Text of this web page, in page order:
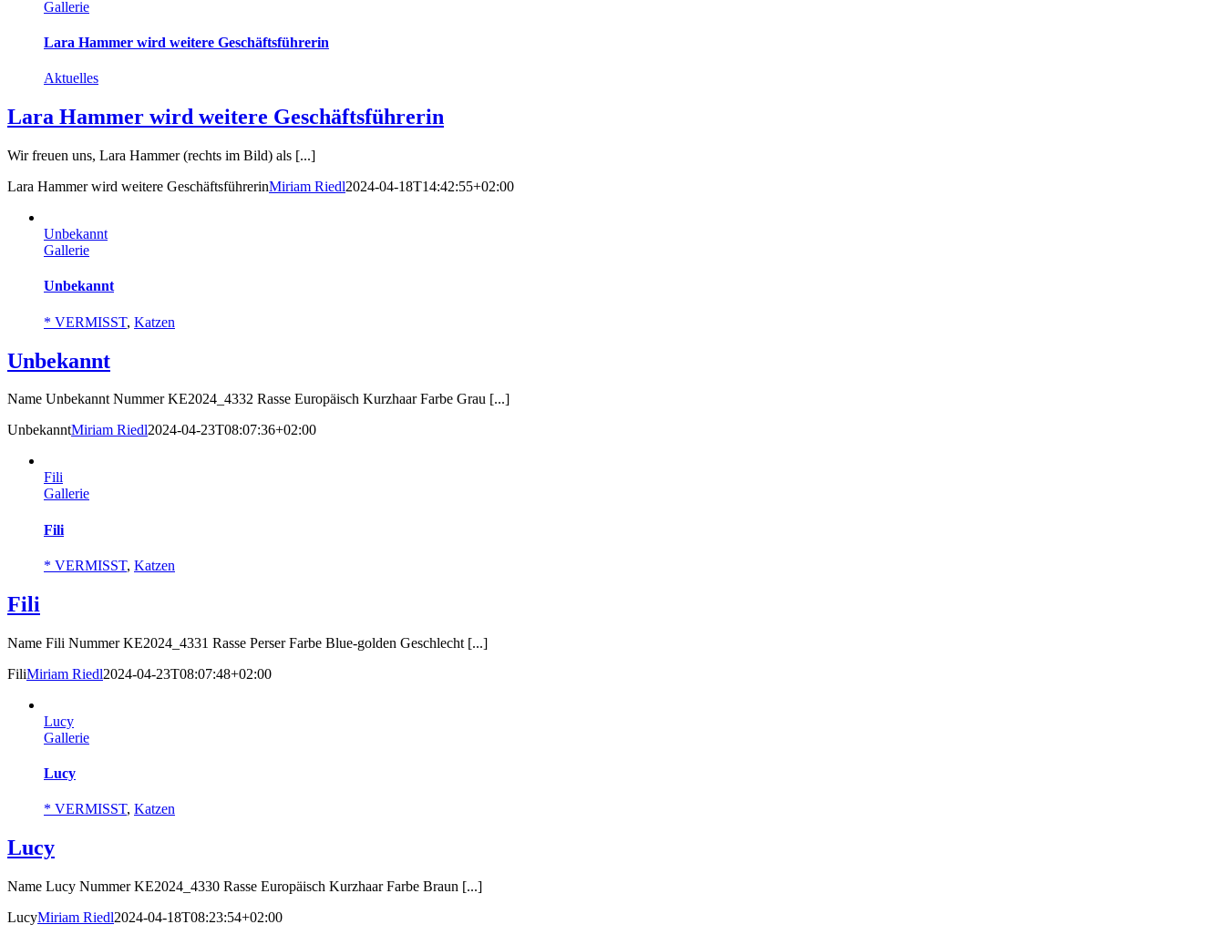
Gallerie
Lara Hammer wird weitere Geschäftsführerin
Aktuelles
Lara Hammer wird weitere Geschäftsführerin
Wir freuen uns, Lara Hammer (rechts im Bild) als [...]
Lara Hammer wird weitere GeschäftsführerinMiriam Riedl2024-04-18T14:42:55+02:00
Unbekannt
Gallerie
Unbekannt
* VERMISST, Katzen
Unbekannt
Name Unbekannt Nummer KE2024_4332 Rasse Europäisch Kurzhaar Farbe Grau [...]
UnbekanntMiriam Riedl2024-04-23T08:07:36+02:00
Fili
Gallerie
Fili
* VERMISST, Katzen
Fili
Name Fili Nummer KE2024_4331 Rasse Perser Farbe Blue-golden Geschlecht [...]
FiliMiriam Riedl2024-04-23T08:07:48+02:00
Lucy
Gallerie
Lucy
* VERMISST, Katzen
Lucy
Name Lucy Nummer KE2024_4330 Rasse Europäisch Kurzhaar Farbe Braun [...]
LucyMiriam Riedl2024-04-18T08:23:54+02:00